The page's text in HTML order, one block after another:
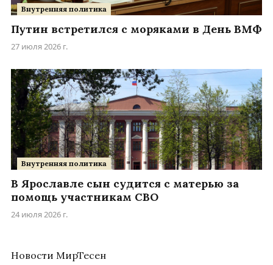
Внутренняя политика
Путин встретился с моряками в День ВМФ
27 июля 2026 г.
Внутренняя политика
В Ярославле сын судится с матерью за
помощь участникам СВО
24 июля 2026 г.
Новости МирТесен